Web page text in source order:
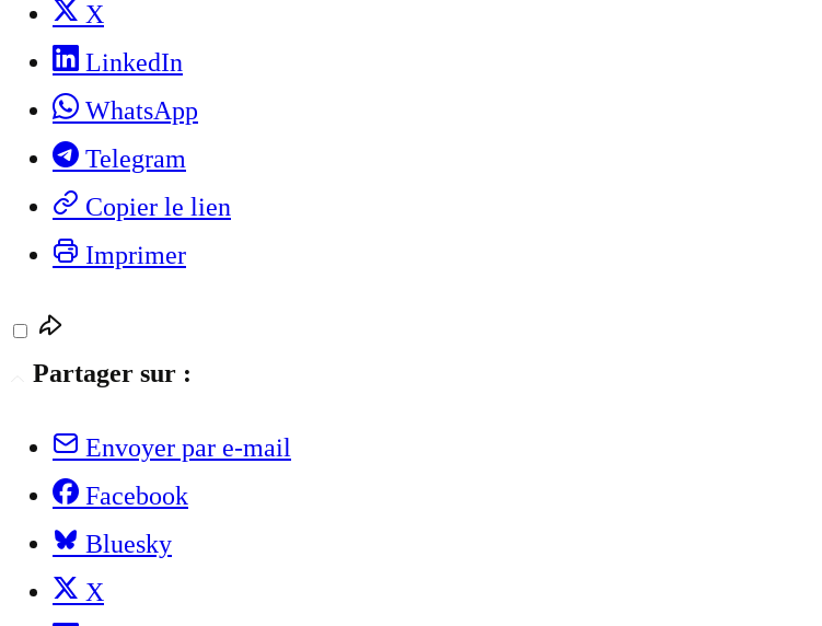
X
LinkedIn
WhatsApp
Telegram
Copier le lien
Imprimer
Partager sur :
Envoyer par e-mail
Facebook
Bluesky
X